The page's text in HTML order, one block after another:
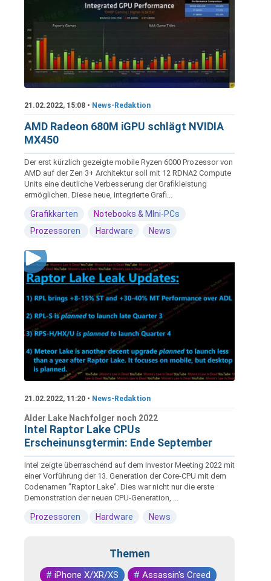
21.02.2022, 15:08 • News-Redaktion
AMD Radeon 680M iGPU schlägt NVIDIA
MX450
Der erst kürzlich gezeigte mobile Ryzen 6000 Prozessor von
AMD auf der Zen 3+ Architektur soll mit 12 RDNA2 Compute
Units eine deutliche Verbesserung der Grafikleistung
ermöglichen. Diese neue, integrierte Grafi...
Grafikkarten
Notebooks & MIni-PCs
Prozessoren
Hardware News
21.02.2022, 11:20 • News-Redaktion
Alder Lake Nachfolger noch 2022
Intel Raptor Lake CPUs
Erscheinunsgtermin: Ende September
Intel zeigte überraschend auf dem Investor Meeting 2022 mit
einer Vorführung der 13. Generation der Core-CPU mit dem
Codenamen "Raptor Lake". Dies war nicht nur die erste
Demonstration der neuen CPU-Generation, ...
Prozessoren Hardware News
Themen
# iPhone X/XR/XS # Assassin's Creed